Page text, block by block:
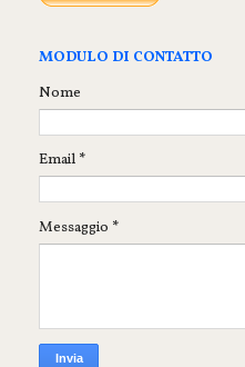
MODULO DI CONTATTO
Nome
Email *
Messaggio *